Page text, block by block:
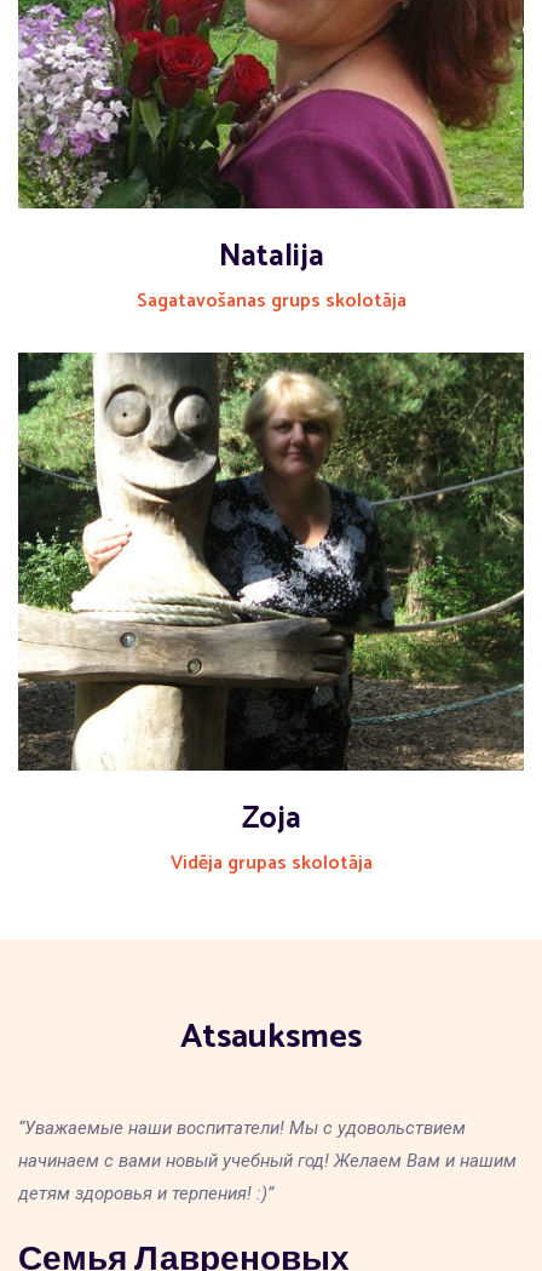
Natalija
Sagatavošanas grups skolotāja
Zoja
Vidēja grupas skolotāja
Atsauksmes
“Уважаемые наши воспитатели! Мы с удовольствием
начинаем с вами новый учебный год! Желаем Вам и нашим
детям здоровья и терпения! :)”
Семья Лавреновых